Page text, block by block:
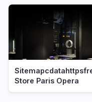
Store Paris Opera